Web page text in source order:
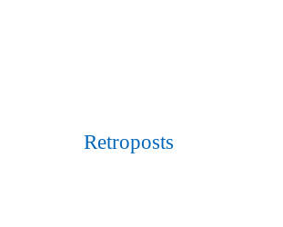
Retroposts